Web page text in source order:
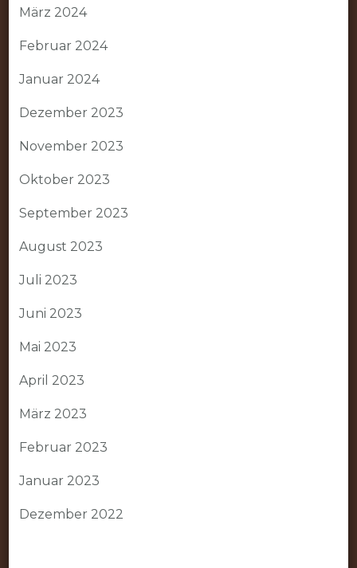
März 2024
Februar 2024
Januar 2024
Dezember 2023
November 2023
Oktober 2023
September 2023
August 2023
Juli 2023
Juni 2023
Mai 2023
April 2023
März 2023
Februar 2023
Januar 2023
Dezember 2022